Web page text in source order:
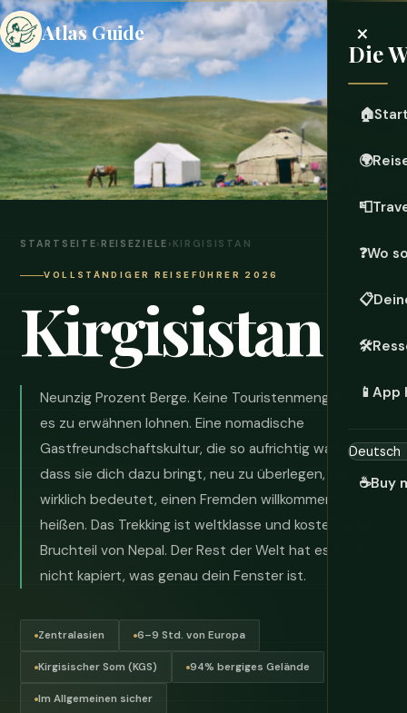
Atlas Guide ×
Die
🏠
🌍
📮
❓Wo
📋
🛠️
📱 App
☕Buy
STARTSEITE›REISEZIELE › KIRGISISTAN
VOLLSTÄNDIGER REISEFÜHRER 2026
Kirgisistan
Neunzig Prozent Berge. Keine Touristenmengen, die
es zu erwähnen lohnen. Eine nomadische
Gastfreundschaftskultur, die so aufrichtig warm ist,
dass sie dich dazu bringt, neu zu überlegen, was es
wirklich bedeutet, einen Fremden willkommen zu
heißen. Das Trekking ist weltklasse und kostet einen
Bruchteil von Nepal. Der Rest der Welt hat es noch
nicht kapiert, was genau dein Fenster ist.
Zentralasien 6–9 Std. von Europa
Kirgisischer Som (KGS) 94% bergiges Gelände
Im Allgemeinen sicher